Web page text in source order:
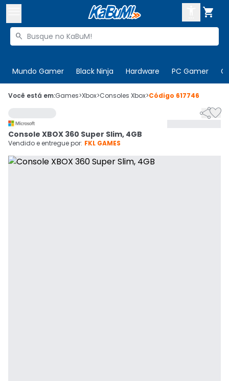

Buscar produtos

Mundo Gamer Black Ninja Hardware PC Gamer
 Olá. Acesse sua conta
Cupons
Mais Vendidos
CADASTRE-SE
Você está em:Games>Xbox>Consoles Xbox>Código 617746

Console XBOX 360 Super Slim, 4GB
Vendido e entregue por: FKL GAMES